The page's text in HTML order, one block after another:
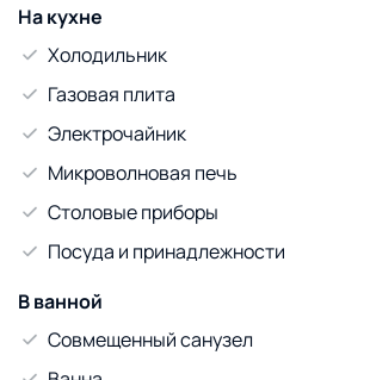
На кухне
Холодильник
Газовая плита
Электрочайник
Микроволновая печь
Столовые приборы
Посуда и принадлежности
В ванной
Совмещенный санузел